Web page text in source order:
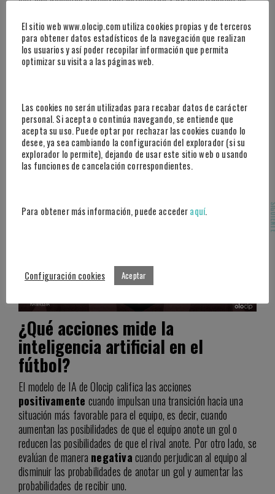
Su contribución a en número de goles y asistencias también
subiría hasta un promedió por 90 minutos de 0,28 goles y 0,19
asistencias.
¿Qué acciones mide la
inteligencia artificial en el
fútbol?
El modelo de IA de Olocip califica las acciones
positivamente cuando impulsan una transición hacia una
situación más favorable para el equipo, es decir, cuando
aumentan las posibilidades de que el equipo anote un gol o
reducen las posibilidades de que el rival anote. Por otro lado, se
evalúan de manera negativacuando perjudican al equipo al
disminuir las probabilidades de anotar un gol y aumentar las
probabilidades de recibir uno.
El sitio web www.olocip.com utiliza cookies propias y de terceros
para obtener datos estadísticos de la navegación que realizan
los usuarios y así poder recopilar información que permita
optimizar su visita a las páginas web.
Las cookies no serán utilizadas para recabar datos de carácter
personal. Si acepta o continúa navegando, se entiende que
acepta su uso. Puede optar por rechazar las cookies cuando lo
desee, ya sea cambiando la configuración del explorador (si su
explorador lo permite), dejando de usar este sitio web o usando
las funciones de cancelación correspondientes.
Para obtener más información, puede accederaquí.
Configuración cookies Aceptar